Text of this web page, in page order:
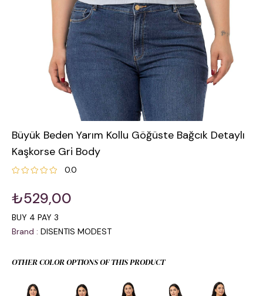
Büyük Beden Yarım Kollu Göğüste Bağcık Detaylı
Kaşkorse Gri Body
0.0
₺529,00
BUY 4 PAY 3
Brand : DISENTIS MODEST
OTHER COLOR OPTIONS OF THIS PRODUCT